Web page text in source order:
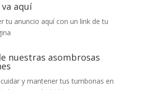
aquí
tu anuncio aquí con un link de tu
nuestras asombrosas
y mantener tus tumbonas en